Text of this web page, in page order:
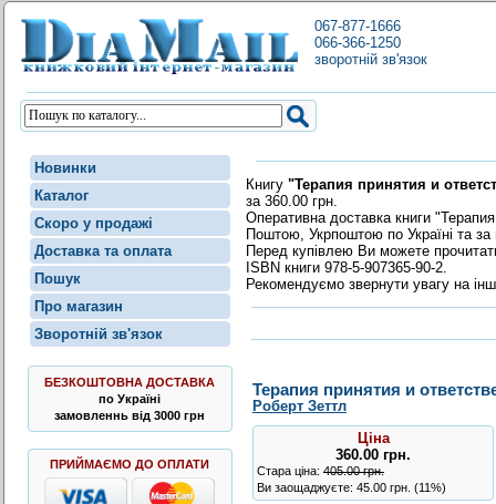
067-877-1666
066-366-1250
зворотній зв'язок
Новинки
Каталог
Скоро у продажі
Доставка та оплата
Пошук
Про магазин
Зворотній зв'язок
БЕЗКОШТОВНА ДОСТАВКА
по Україні
замовленнь від 3000 грн
ПРИЙМАЄМО ДО ОПЛАТИ
Книгу "Терапия принятия и
за 360.00 грн.
Оперативна доставка книги
Поштою, Укрпоштою по Україні та
Перед купівлею Ви можете
ISBN книги 978-5-907365-90-2.
Рекомендуємо звернути увагу на
Терапия принятия и
Роберт Зеттл
Ціна
360.00 грн.
Стара ціна: 405.00 грн.
Ви заощаджуєте: 45.00 грн. (11%)